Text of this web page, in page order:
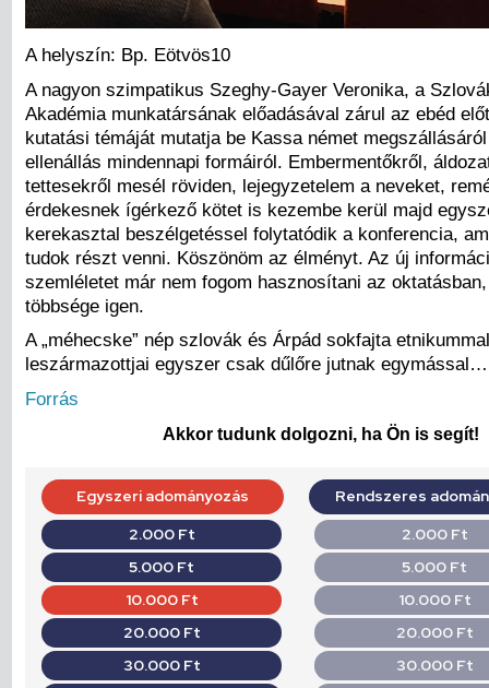
A helyszín: Bp. Eötvös10
A nagyon szimpatikus Szeghy-Gayer Veronika, a
Akadémia munkatársának előadásával zárul az ebéd
kutatási témáját mutatja be Kassa német
ellenállás mindennapi formáiról. Embermentőkről,
tettesekről mesél röviden, lejegyzetelem a neveket,
érdekesnek ígérkező kötet is kezembe kerül majd
kerekasztal beszélgetéssel folytatódik a konferencia,
tudok részt venni. Köszönöm az élményt. Az új
szemléletet már nem fogom hasznosítani az
többsége igen.
A „méhecske” nép szlovák és Árpád sokfajta
leszármazottjai egyszer csak dűlőre jutnak egymással…
Forrás
Akkor tudunk dolgozni, ha Ön is segít!